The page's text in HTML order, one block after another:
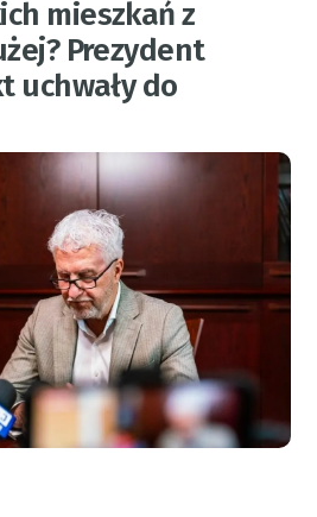
mieszkań z
Prezydent
uchwały do